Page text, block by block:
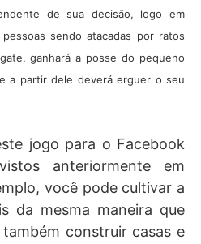
de sua decisão, logo em
sendo atacadas por ratos
ganhará a posse do pequeno
a partir dele deverá erguer o seu
jogo para o Facebook
anteriormente em
você pode cultivar a
da mesma maneira que
também construir casas e